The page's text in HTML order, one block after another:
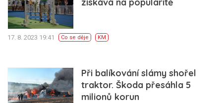
17. 8. 2023 19:41 Co se děje KM
Při balíkování slámy shořel
traktor. Škoda přesáhla 5
milionů korun